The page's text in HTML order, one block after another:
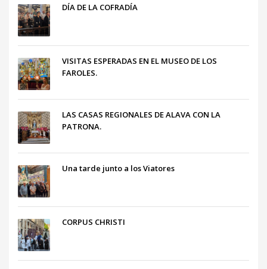
DÍA DE LA COFRADÍA
VISITAS ESPERADAS EN EL MUSEO DE LOS
FAROLES.
LAS CASAS REGIONALES DE ALAVA CON LA
PATRONA.
Una tarde junto a los Viatores
CORPUS CHRISTI